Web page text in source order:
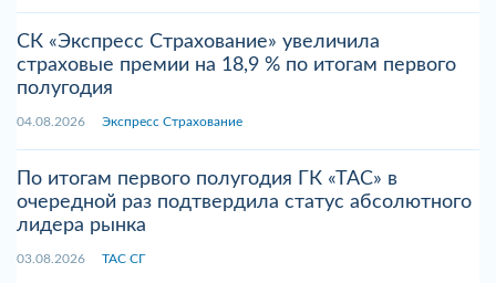
СК «Экспресс Страхование» увеличила
страховые премии на 18,9 % по итогам первого
полугодия
04.08.2026 Экспресс Страхование
По итогам первого полугодия ГК «ТАС» в
очередной раз подтвердила статус абсолютного
лидера рынка
03.08.2026 ТАС СГ